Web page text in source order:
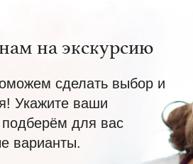
на экскурсию
сделать выбор и
Укажите ваши
для вас
варианты.